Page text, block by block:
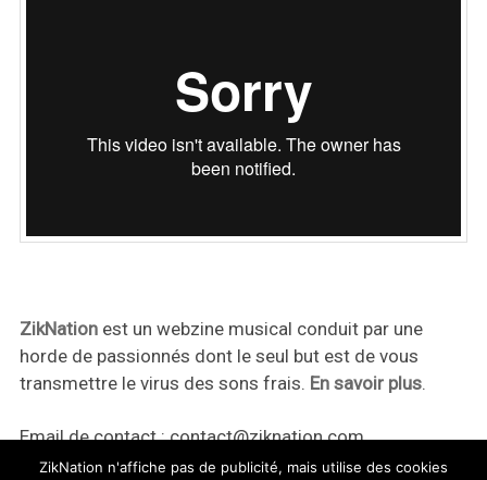
ZikNationest un webzine musical conduit par une
horde de passionnés dont le seul but est de vous
transmettre le virus des sons frais. En savoir plus.
Email de contact :contact@ziknation.com
ZikNation n'affiche pas de publicité, mais utilise des cookies